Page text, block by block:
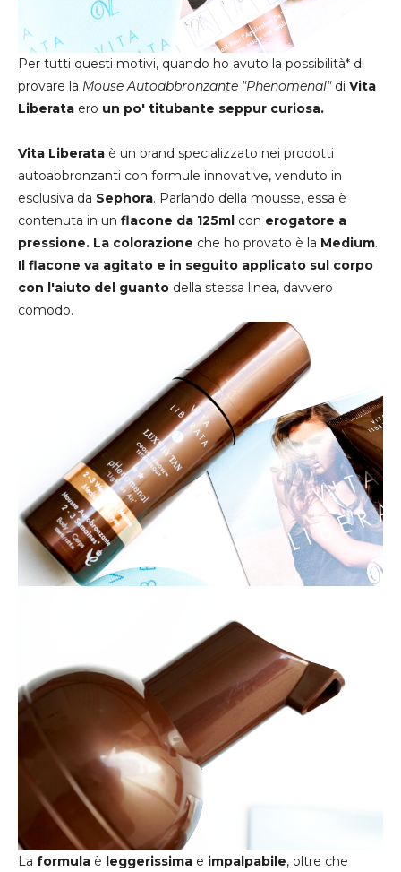
Per tutti questi motivi, quando ho avuto la possibilità* di
provare la Mouse Autoabbronzante "Phenomenal"di Vita
Liberata ero un po' titubante seppur curiosa.
Vita Liberata è un brand specializzato nei prodotti
autoabbronzanti con formule innovative, venduto in
esclusiva da Sephora. Parlando della mousse, essa è
contenuta in un flacone da 125ml con erogatore a
pressione. La colorazione che ho provato è la Medium.
Il flacone va agitato e in seguito applicato sul corpo
con l'aiuto del guanto della stessa linea, davvero
comodo.
La formula è leggerissima e impalpabile, oltre che